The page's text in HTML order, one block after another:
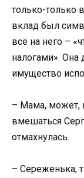
только-только
вклад был
всё на него –
налогами». Она
имущество
– Мама, может,
вмешаться
отмахнулась.
– Сереженька,